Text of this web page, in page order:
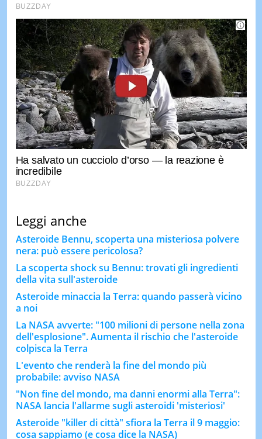
Leggi anche
Asteroide Bennu, scoperta una misteriosa polvere
nera: può essere pericolosa?
La scoperta shock su Bennu: trovati gli ingredienti
della vita sull'asteroide
Asteroide minaccia la Terra: quando passerà vicino
a noi
La NASA avverte: "100 milioni di persone nella zona
dell'esplosione". Aumenta il rischio che l'asteroide
colpisca la Terra
L'evento che renderà la fine del mondo più
probabile: avviso NASA
"Non fine del mondo, ma danni enormi alla Terra":
NASA lancia l'allarme sugli asteroidi 'misteriosi'
Asteroide "killer di città" sfiora la Terra il 9 maggio:
cosa sappiamo (e cosa dice la NASA)